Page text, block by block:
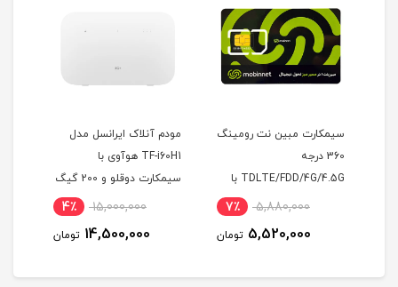
سیمکارت مبین نت رومینگ
360 درجه
TDLTE/FDD/4G/4.5G با
آی پی استاتیک 6 ماهه
5,880,000 7٪
5,520,000 تومان
مودم آنلاک ایرانسل مدل
TF-i60H1 هوآوی با
سیمکارت دوقلو و 200 گیگ
اینترنت شش ماهه
15,000,000 4٪
14,500,000 تومان